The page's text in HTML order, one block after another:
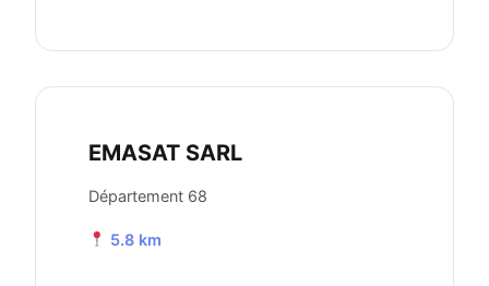
EMASAT SARL
Département 68
5.8 km